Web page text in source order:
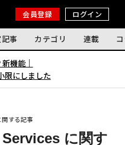
会員登録 ログイン
事 カテゴリ 連載
機能｜
限にしました
する記事
に関す